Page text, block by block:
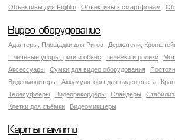
Объективы для Fujifilm
Объективы к смартфонам
Видео оборудование
Адаптеры, Площадки для Ригов
Держатели,
Плечевые упоры, риги и обвес
Тележки и ролики
Аксессуары
Сумки для видео оборудования
Видеомониторы
Аккумуляторы для видео света
Телесуфлеры
Видеорекордеры Слайдеры
Клетки для съёмки
Видеомикшеры
Карты памяти